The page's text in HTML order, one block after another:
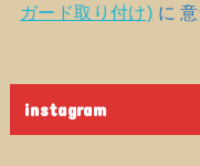
ガード取り付け) に
instagram